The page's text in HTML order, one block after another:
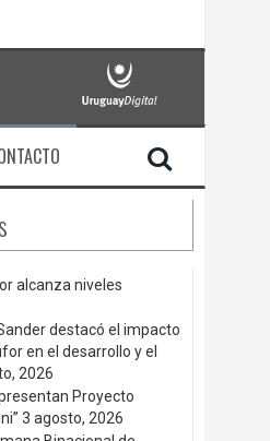
alcanza niveles
destacó el impacto
en el desarrollo y el
2026
Proyecto
3 agosto, 2026